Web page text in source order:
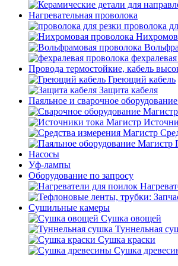
Нагревательная проволока
проволока
Провода термостойкие, кабель
Греющий кабель
Защита кабеля
Паяльное и сварочное
Насосы
Уф-лампы
Оборудование по запросу
Сушильные камеры
Сушка овощей
Туннельная
Сушка краски
Сушка